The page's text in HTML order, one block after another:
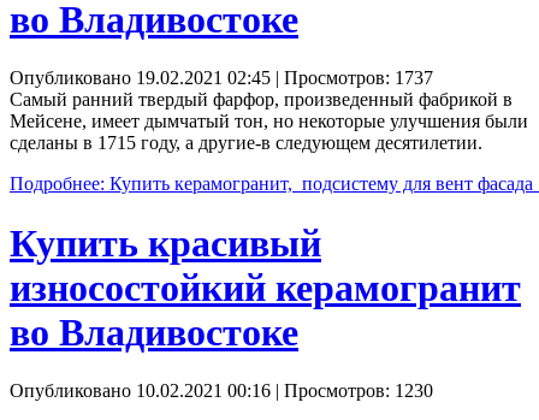
во Владивостоке
Опубликовано 19.02.2021 02:45 | Просмотров: 1737
Самый ранний твердый фарфор, произведенный фабрикой в
Мейсене, имеет дымчатый тон, но некоторые улучшения были
сделаны в 1715 году, а другие-в следующем десятилетии.
Подробнее: Купить керамогранит, подсистему для вент
Купить красивый
износостойкий керамогранит
во Владивостоке
Опубликовано 10.02.2021 00:16 | Просмотров: 1230